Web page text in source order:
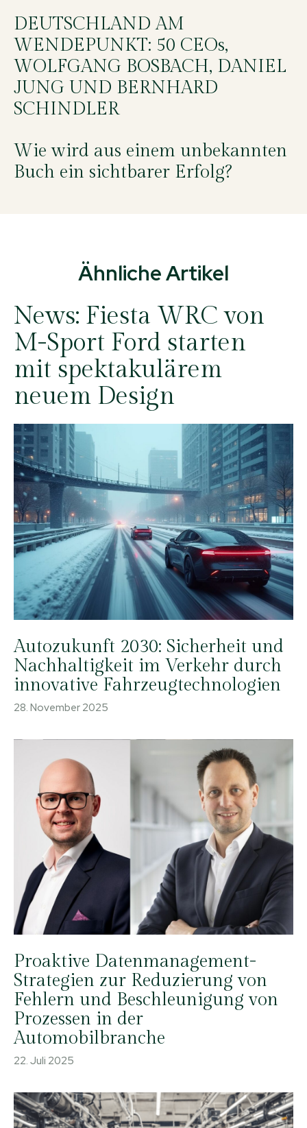
DEUTSCHLAND AM
WENDEPUNKT: 50 CEOs,
WOLFGANG BOSBACH, DANIEL
JUNG UND BERNHARD
SCHINDLER
Wie wird aus einem unbekannten
Buch ein sichtbarer Erfolg?
Ähnliche Artikel
News: Fiesta WRC von
M-Sport Ford starten
mit spektakulärem
neuem Design
Autozukunft 2030: Sicherheit und
Nachhaltigkeit im Verkehr durch
innovative Fahrzeugtechnologien
28. November 2025
Proaktive Datenmanagement-
Strategien zur Reduzierung von
Fehlern und Beschleunigung von
Prozessen in der
Automobilbranche
22. Juli 2025